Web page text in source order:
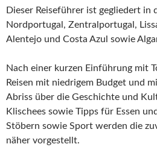
Dieser Reiseführer ist gegliedert in
Nordportugal, Zentralportugal,
Alentejo und Costa Azul sowie
Nach einer kurzen Einführung mit
Reisen mit niedrigem Budget und
Abriss über die Geschichte und
Klischees sowie Tipps für Essen
Stöbern sowie Sport werden die
näher vorgestellt.